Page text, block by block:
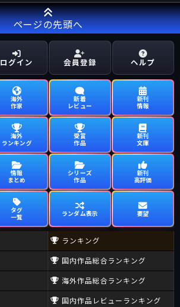
ページの先頭へ
ログイン 会員登録 ヘルプ
海外
作家
新着
レビュー
新刊
情報
海外
ランキング
受賞
作品
新刊
文庫
情報
まとめ
シリーズ
作品
新刊
高評価
タグ
一覧
ランダム表示 要望
ランキング
国内作品総合ランキング
海外作品総合ランキング
国内作品レビューランキング